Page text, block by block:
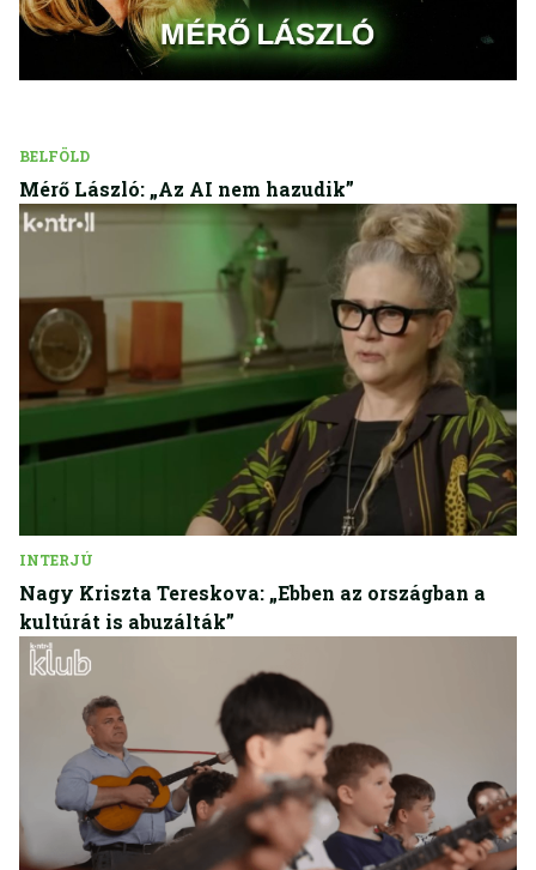
BELFÖLD
Mérő László: „Az AI nem hazudik”
INTERJÚ
Nagy Kriszta Tereskova: „Ebben az országban a
kultúrát is abuzálták”